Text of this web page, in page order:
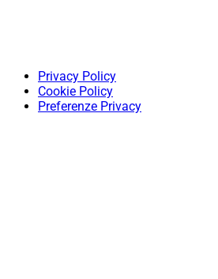
Privacy Policy
Cookie Policy
Preferenze Privacy